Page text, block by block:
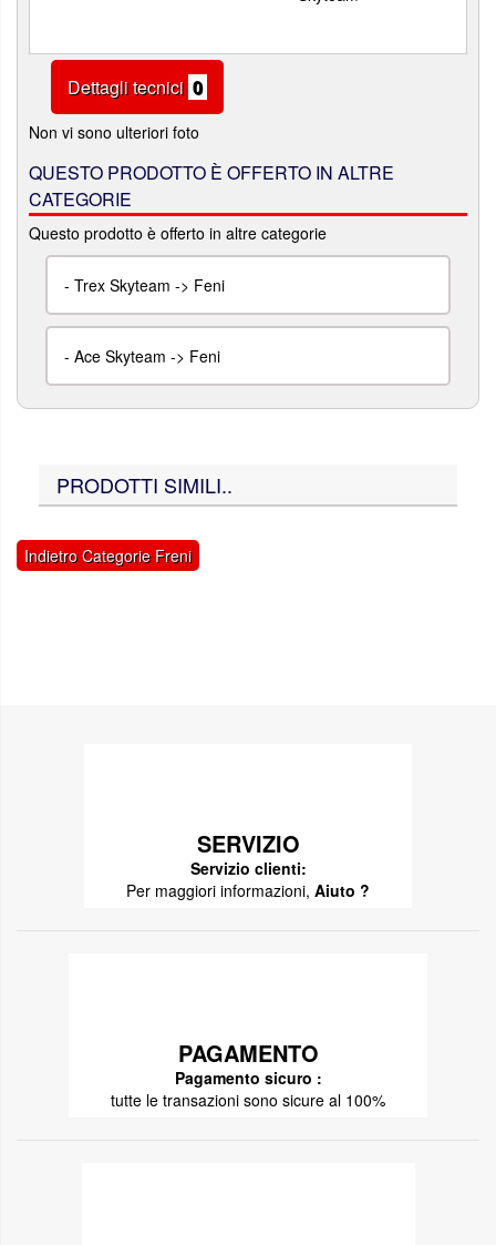
Dettagli tecnici 0
Non vi sono ulteriori foto
QUESTO PRODOTTO È OFFERTO IN ALTRE
CATEGORIE
Questo prodotto è offerto in altre categorie
- Trex Skyteam -> Feni
- Ace Skyteam -> Feni
PRODOTTI SIMILI..
Indietro Categorie Freni
SERVIZIO
Servizio clienti:
Per maggiori informazioni, Aiuto ?
PAGAMENTO
Pagamento sicuro :
tutte le transazioni sono sicure al 100%